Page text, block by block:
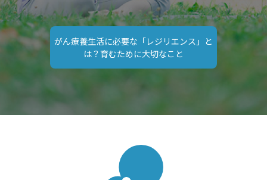
がん療養生活に必要な「レジリエンス」と
は？育むために大切なこと